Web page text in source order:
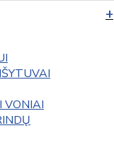
VONIAI